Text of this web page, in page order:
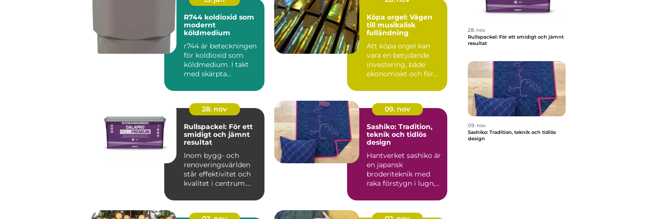
R744 koldioxid som
modernt
köldmedium
r744 är beteckningen
för koldioxid som
köldmedium. I takt
med skärpta
energipriser ...
Köpa orgel: Vägen
till musikalisk
fulländning
Att köpa orgel kan
vara en betydande
investering, både
ekonomiskt och för
28. nov
Rullspackel: För ett
smidigt och jämnt
resultat
Inom bygg- och
renoveringsvärlden
står effektivitet och
kvalitet i centrum.
09. nov
Sashiko: Tradition,
teknik och tidlös
design
Hantverket sashiko är
en japansk
broderiteknik med
raka förstygn i lugn,
28. nov
Rullspackel: För ett smidigt och jämnt
resultat
09. nov
Sashiko: Tradition, teknik och tidlös
design